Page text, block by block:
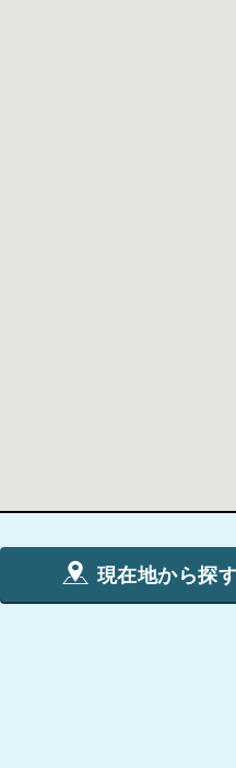
現在地から探